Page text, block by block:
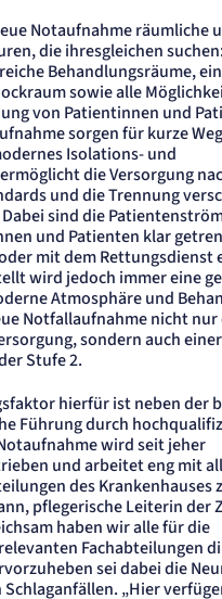
Notaufnahme räumliche
die ihresgleichen
Behandlungsräume, ein
sowie alle
von Patientinnen und
sorgen für kurze
Isolations- und
die Versorgung
und die Trennung
sind die
und Patienten klar
mit dem Rettungsdienst
wird jedoch immer eine
Atmosphäre und
Notfallaufnahme nicht
sondern auch
Stufe 2.
hierfür ist neben der
Führung durch
wird seit jeher
und arbeitet eng mit
des Krankenhauses
pflegerische Leiterin der
haben wir alle für die
Fachabteilungen
sei dabei die
„Hier
bei allen Seitenanfragen bei.
Cookie
des Benutzers für Cookies auf der aktuellen
erfassen
Informationen helfen
wie unsere Besucher